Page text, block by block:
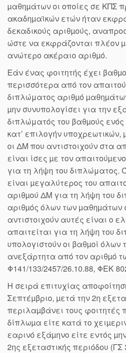
µαθηµάτων οι οποίες σε ΚΠΣ
ακαδηµαϊκών ετών ήταν
δεκαδικούς αριθµούς,
ώστε να εκφράζονται πλέον
ανώτερο ακέραιο αριθµό.
Εάν ένας φοιτητής έχει
περισσότερα από τον
διπλώματος αριθµό
µην συνυπολογίσει για την
διπλώματός του βαθµούς
κατ’ επιλογήν υποχρεωτικών,
οι ΔΜ που αντιστοιχούν στα
είναι ίσες µε τον
για τη λήψη του διπλώματος.
είναι µεγαλύτερος του
αριθµού ΔΜ για τη λήψη του
αριθµός όλων των µαθηµάτων
αντιστοιχούν αυτές είναι ο
απαιτείται για τη λήψη του
υπολογιστούν οι βαθµοί
ανεξάρτητα από τον αριθµό
Φ141/133/2457/26.10.88, ΦΕΚ
Η σειρά επιτυχίας
Σεπτέµβριο, µετά την 2η
περιλαµβάνει τους φοιτητές
δίπλωµα είτε κατά το
εαρινό εξάµηνο είτε εντός
2ης εξεταστικής περιόδου (ΓΣ